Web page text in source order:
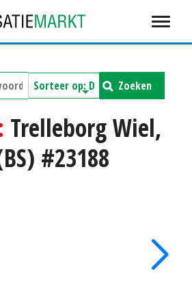
Zoeken
Trelleborg Wiel,
#23188